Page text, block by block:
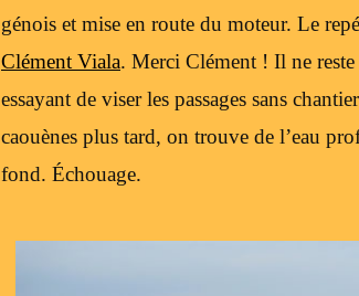
génois et mise en route du moteur. Le
Clément Viala. Merci Clément ! Il ne reste
essayant de viser les passages sans
caouènes plus tard, on trouve de l’eau
fond. Échouage.